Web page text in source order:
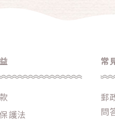
護法
常
郵
問